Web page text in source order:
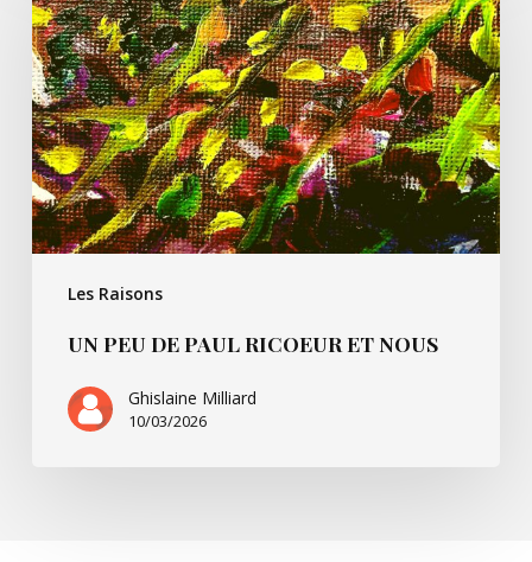
Les Raisons
de
Paul
Ricoeur
et
nous
UN PEU DE PAUL RICOEUR ET NOUS
Ghislaine Milliard
10/03/2026